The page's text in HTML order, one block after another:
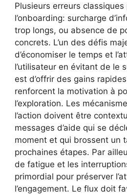
Plusieurs erreurs
l’onboarding: surcharge
trop longs, ou absence de
concrets. L’un des défis
d’économiser le temps et
l’utilisateur en évitant de le
est d’offrir des gains
renforcent la motivation à
l’exploration. Les
l’action doivent être
messages d’aide qui se
moment et qui brossent un
prochaines étapes. Par
de fatigue et les
primordial pour préserver
l’engagement. Le flux doit